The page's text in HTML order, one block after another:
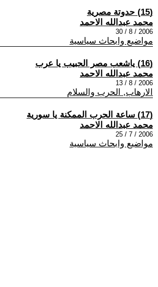
(15) حدوتة مصرية
محمد عبدالله الاحمد
2006 / 8 / 30
مواضيع وابحاث سياسية
(16) ياشعب مصر الحبيب يا عرب
محمد عبدالله الاحمد
2006 / 8 / 13
الارهاب, الحرب والسلام
(17) ساعة الحرب الممكنة يا سورية
محمد عبدالله الاحمد
2006 / 7 / 25
مواضيع وابحاث سياسية